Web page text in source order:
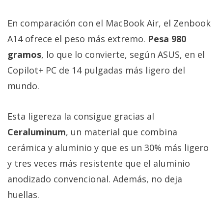
En comparación con el MacBook Air, el Zenbook
A14 ofrece el peso más extremo. Pesa 980
gramos, lo que lo convierte, según ASUS, en el
Copilot+ PC de 14 pulgadas más ligero del
mundo.
Esta ligereza la consigue gracias al
Ceraluminum, un material que combina
cerámica y aluminio y que es un 30% más ligero
y tres veces más resistente que el aluminio
anodizado convencional. Además, no deja
huellas.